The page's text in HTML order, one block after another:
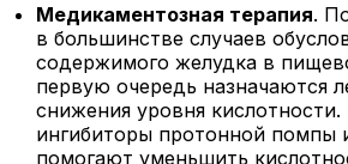
Медикаментозная терапия.
в большинстве случаев
содержимого желудка в
первую очередь назначаются
снижения уровня
ингибиторы протонной помпы
помогают уменьшить